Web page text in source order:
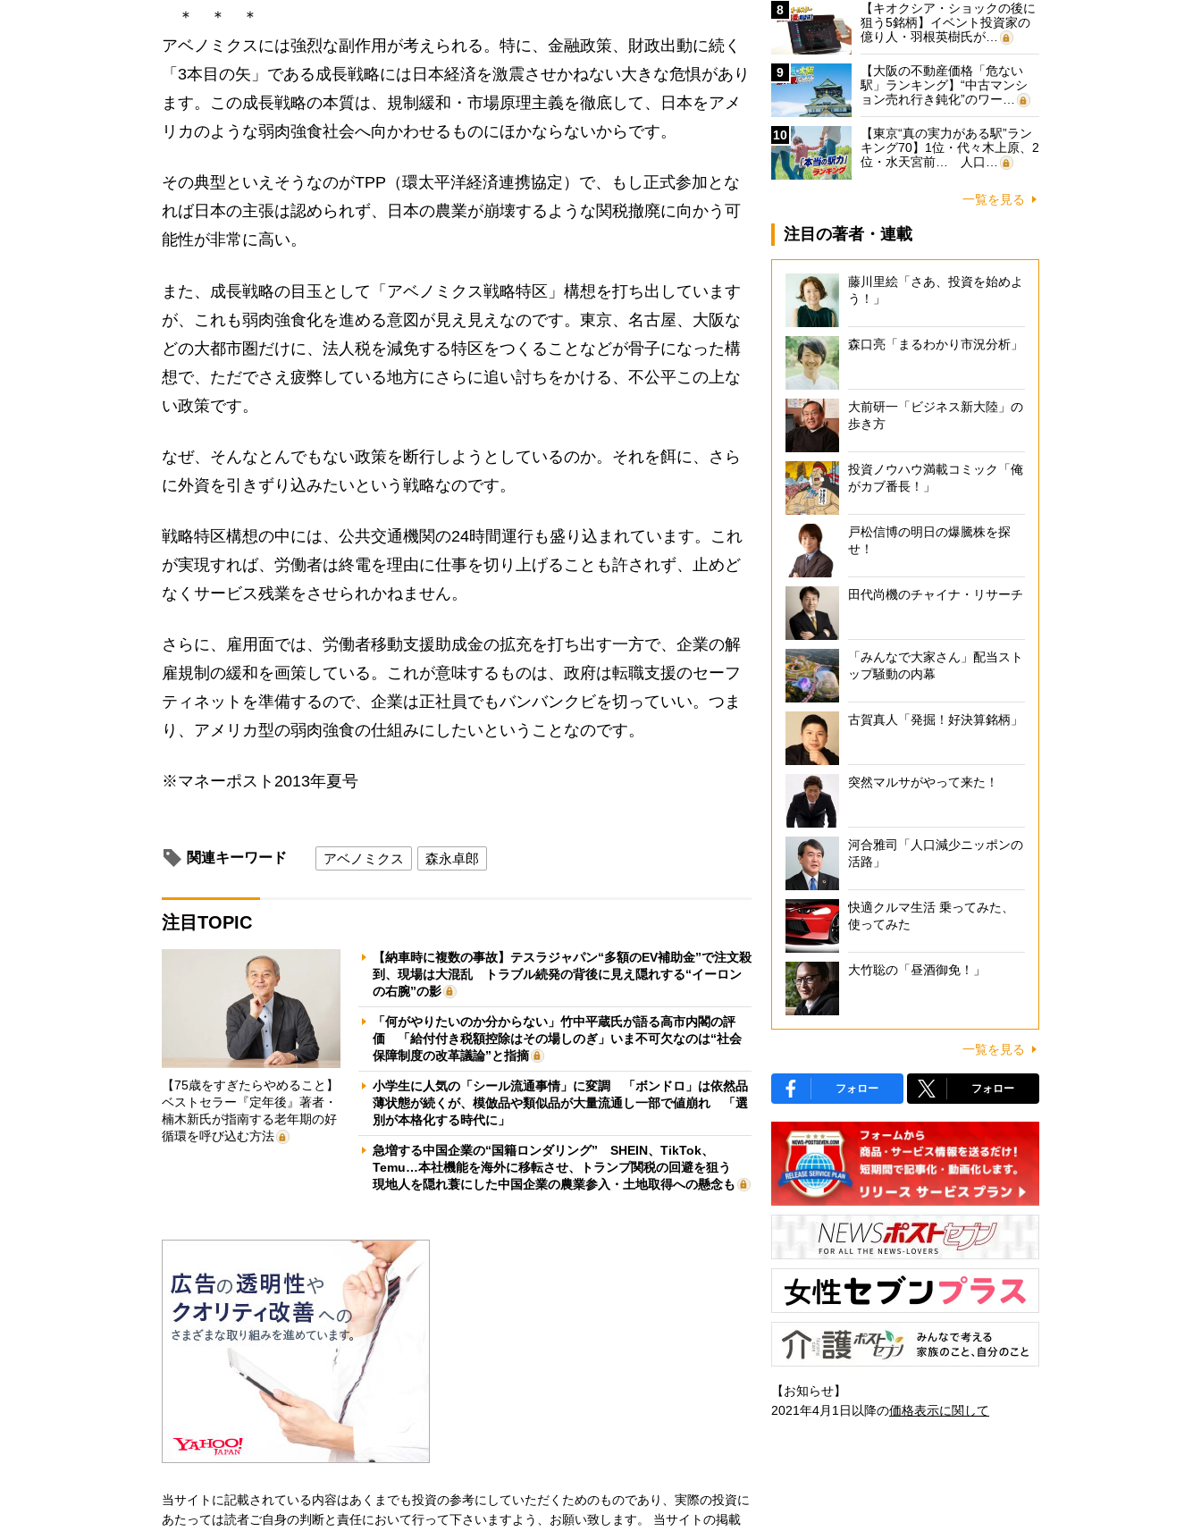
＊ ＊ ＊
アベノミクスには強烈な副作用が考えられる。特に、金融政策、財政出動に続く
「3本目の矢」である成長戦略には日本経済を激震させかねない大きな危惧があり
ます。この成長戦略の本質は、規制緩和・市場原理主義を徹底して、日本をアメ
リカのような弱肉強食社会へ向かわせるものにほかならないからです。
その典型といえそうなのがTPP（環太平洋経済連携協定）で、もし正式参加とな
れば日本の主張は認められず、日本の農業が崩壊するような関税撤廃に向かう可
能性が非常に高い。
また、成長戦略の目玉として「アベノミクス戦略特区」構想を打ち出しています
が、これも弱肉強食化を進める意図が見え見えなのです。東京、名古屋、大阪な
どの大都市圏だけに、法人税を減免する特区をつくることなどが骨子になった構
想で、ただでさえ疲弊している地方にさらに追い討ちをかける、不公平この上な
い政策です。
なぜ、そんなとんでもない政策を断行しようとしているのか。それを餌に、さら
に外資を引きずり込みたいという戦略なのです。
戦略特区構想の中には、公共交通機関の24時間運行も盛り込まれています。これ
が実現すれば、労働者は終電を理由に仕事を切り上げることも許されず、止めど
なくサービス残業をさせられかねません。
さらに、雇用面では、労働者移動支援助成金の拡充を打ち出す一方で、企業の解
雇規制の緩和を画策している。これが意味するものは、政府は転職支援のセーフ
ティネットを準備するので、企業は正社員でもバンバンクビを切っていい。つま
り、アメリカ型の弱肉強食の仕組みにしたいということなのです。
※マネーポスト2013年夏号
関連キーワード アベノミクス 森永卓郎
注目TOPIC
【75歳をすぎたらやめること】
ベストセラー『定年後』著者・
楠木新氏が指南する老年期の好
循環を呼び込む方法
【納車時に複数の事故】テスラジャパン“多額のEV補助金”で注文殺
到、現場は大混乱 トラブル続発の背後に見え隠れする“イーロン
の右腕”の影
「何がやりたいのか分からない」竹中平蔵氏が語る高市内閣の評
価 「給付付き税額控除はその場しのぎ」いま不可欠なのは“社会
保障制度の改革議論”と指摘
小学生に人気の「シール流通事情」に変調 「ボンドロ」は依然品
薄状態が続くが、模倣品や類似品が大量流通し一部で値崩れ 「選
別が本格化する時代に」
急増する中国企業の“国籍ロンダリング” SHEIN、TikTok、
Temu…本社機能を海外に移転させ、トランプ関税の回避を狙う
現地人を隠れ蓑にした中国企業の農業参入・土地取得への懸念も
当サイトに記載されている内容はあくまでも投資の参考にしていただくためのものであり、実際の投資に
あたっては読者ご自身の判断と責任において行って下さいますよう、お願い致します。 当サイトの掲載
8
【キオクシア・ショックの後に
狙う5銘柄】イベント投資家の
億り人・羽根英樹氏が…
9
【大阪の不動産価格「危ない
駅」ランキング】“中古マンシ
ョン売れ行き鈍化”のワー…
10
【東京“真の実力がある駅”ラン
キング70】1位・代々木上原、2
位・水天宮前… 人口…
一覧を見る
注目の著者・連載
藤川里絵「さあ、投資を始めよ
う！」
森口亮「まるわかり市況分析」
大前研一「ビジネス新大陸」の
歩き方
投資ノウハウ満載コミック「俺
がカブ番長！」
戸松信博の明日の爆騰株を探
せ！
田代尚機のチャイナ・リサーチ
「みんなで大家さん」配当スト
ップ騒動の内幕
古賀真人「発掘！好決算銘柄」
突然マルサがやって来た！
河合雅司「人口減少ニッポンの
活路」
快適クルマ生活 乗ってみた、
使ってみた
大竹聡の「昼酒御免！」
一覧を見る
フォロー フォロー
【お知らせ】
2021年4月1日以降の価格表示に関して